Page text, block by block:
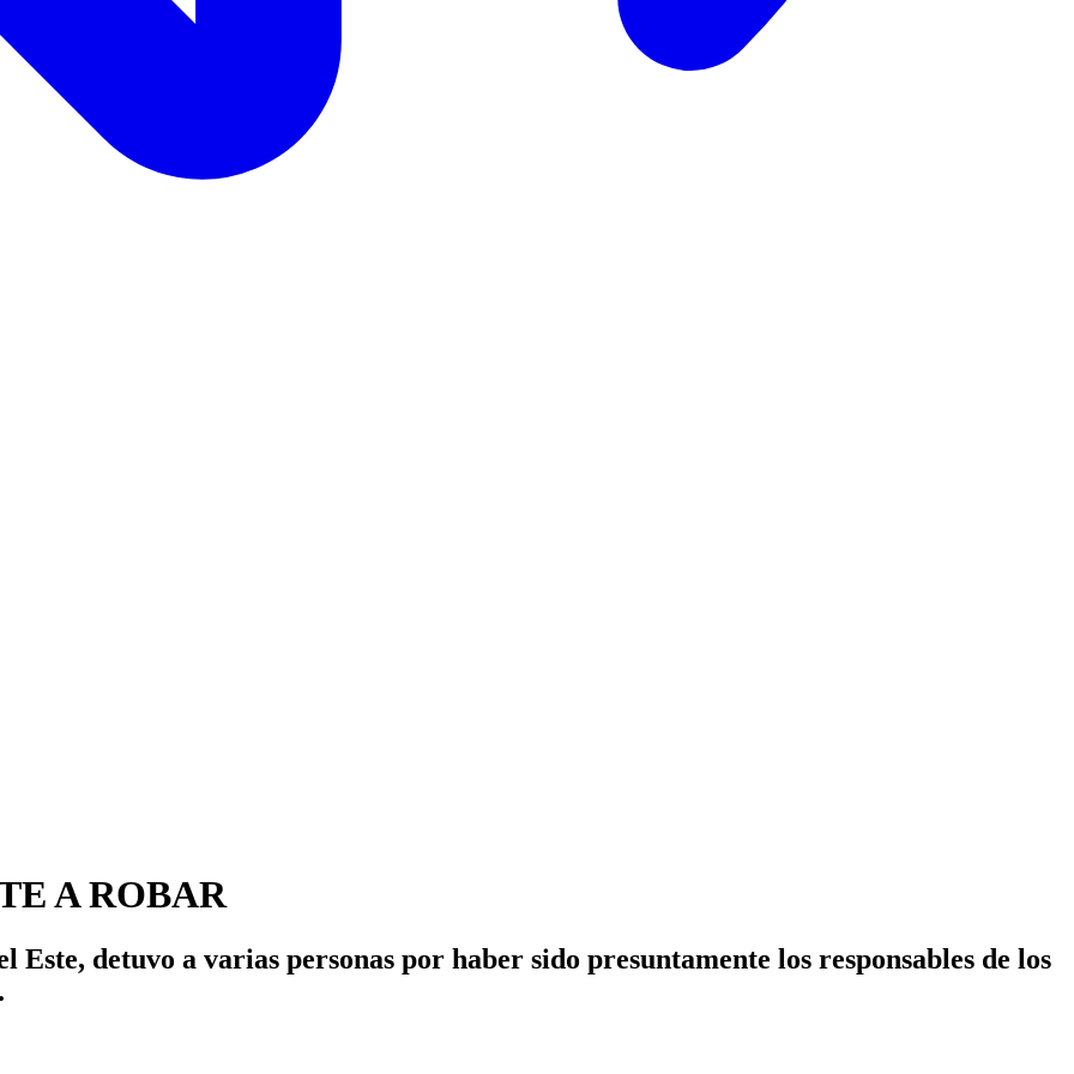
A ROBAR
Este, detuvo a varias personas por haber sido presuntamente los responsables de los